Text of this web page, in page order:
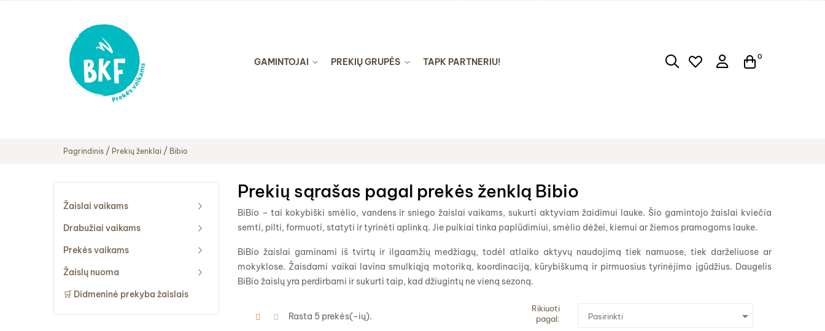
GAMINTOJAI PREKIŲ GRUPĖS TAPK PARTNERIU! 0
Pagrindinis Prekių ženklai Bibio
Žaislai vaikams
Drabužiai vaikams
Prekės vaikams
Žaislų nuoma
🛒 Didmeninė prekyba žaislais
Prekių sąrašas pagal prekės ženklą Bibio
BiBio – tai kokybiški smėlio, vandens ir sniego žaislai vaikams, sukurti aktyviam žaidimui lauke. Šio gamintojo žaislai kviečia
semti, pilti, formuoti, statyti ir tyrinėti aplinką. Jie puikiai tinka paplūdimiui, smėlio dėžei, kiemui ar žiemos pramogoms lauke.
BiBio žaislai gaminami iš tvirtų ir ilgaamžių medžiagų, todėl atlaiko aktyvų naudojimą tiek namuose, tiek darželiuose ar
mokyklose. Žaisdami vaikai lavina smulkiąją motoriką, koordinaciją, kūrybiškumą ir pirmuosius tyrinėjimo įgūdžius. Daugelis
BiBio žaislų yra perdirbami ir sukurti taip, kad džiugintų ne vieną sezoną.
Rasta 5 prekės(-ių).
Rikiuoti
pagal:
Pasirinkti 